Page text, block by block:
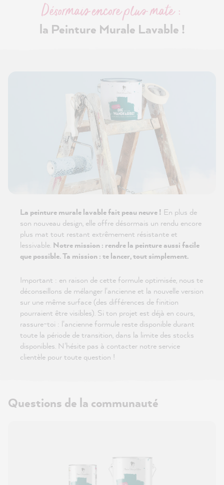
Désormais encore plus mate :
la Peinture Murale Lavable !
La peinture murale lavable fait peau neuve ! En plus de
son nouveau design, elle offre désormais un rendu encore
plus mat tout restant extrêmement résistante et
lessivable. Notre mission : rendre la peinture aussi facile
que possible. Ta mission : te lancer, tout simplement.
Important : en raison de cette formule optimisée, nous te
déconseillons de mélanger l'ancienne et la nouvelle version
sur une même surface (des différences de finition
pourraient être visibles). Si ton projet est déjà en cours,
rassure-toi : l'ancienne formule reste disponible durant
toute la période de transition, dans la limite des stocks
disponibles. N'hésite pas à contacter notre service
clientèle pour toute question !
Questions de la communauté